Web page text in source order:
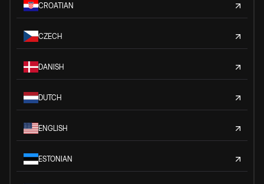
CROATIAN
CZECH
DANISH
DUTCH
ENGLISH
ESTONIAN